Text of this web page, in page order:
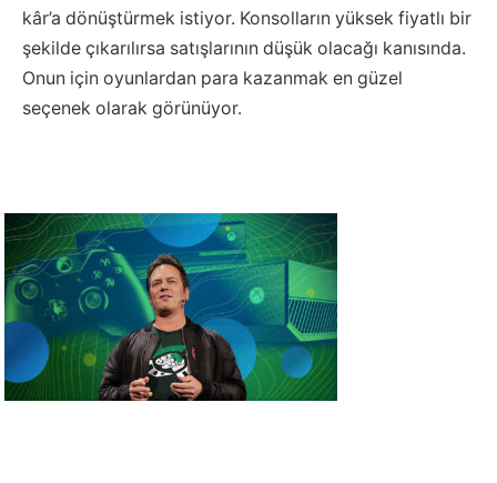
kâr’a dönüştürmek istiyor. Konsolların yüksek fiyatlı bir
şekilde çıkarılırsa satışlarının düşük olacağı kanısında.
Onun için oyunlardan para kazanmak en güzel
seçenek olarak görünüyor.